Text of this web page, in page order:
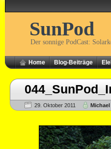
SunPod
Der sonnige PodCast:
Home Blog-Beiträge
29. Oktober 2011